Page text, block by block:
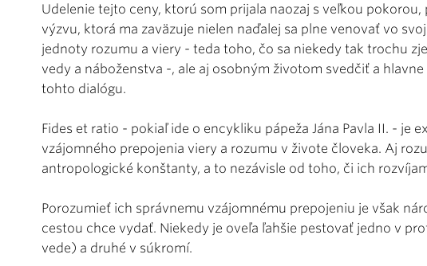
Udelenie tejto ceny, ktorú som prijala naozaj s veľkou pokorou,
výzvu, ktorá ma zaväzuje nielen naďalej sa plne venovať vo
jednoty rozumu a viery - teda toho, čo sa niekedy tak trochu
vedy a náboženstva -, ale aj osobným životom svedčiť a
tohto dialógu.
Fides et ratio - pokiaľ ide o encykliku pápeža Jána Pavla II. - je
vzájomného prepojenia viery a rozumu v živote človeka. Aj
antropologické konštanty, a to nezávisle od toho, či ich
Porozumieť ich správnemu vzájomnému prepojeniu je však
cestou chce vydať. Niekedy je oveľa ľahšie pestovať jedno v
vede) a druhé v súkromí.